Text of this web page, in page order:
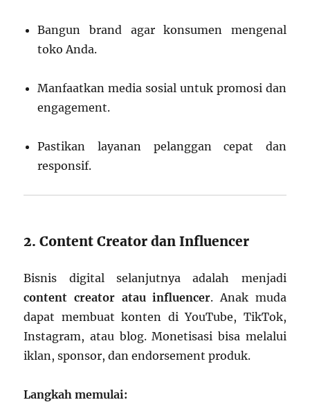
Bangun brand agar konsumen mengenal
toko Anda.
Manfaatkan media sosial untuk promosi dan
engagement.
Pastikan layanan pelanggan cepat dan
responsif.
2. Content Creator dan Influencer
Bisnis digital selanjutnya adalah menjadi
content creator atau influencer. Anak muda
dapat membuat konten di YouTube, TikTok,
Instagram, atau blog. Monetisasi bisa melalui
iklan, sponsor, dan endorsement produk.
Langkah memulai: